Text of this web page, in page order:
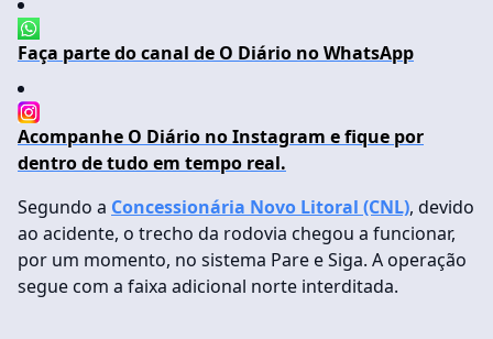
Faça parte do canal de O Diário no WhatsApp
Acompanhe O Diário no Instagram e fique por
dentro de tudo em tempo real.
Segundo a Concessionária Novo Litoral (CNL), devido
ao acidente, o trecho da rodovia chegou a funcionar,
por um momento, no sistema Pare e Siga. A operação
segue com a faixa adicional norte interditada.